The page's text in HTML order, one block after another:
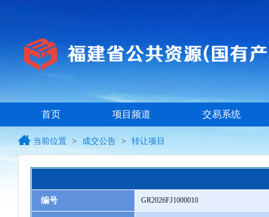
首页 项目频道 交易系统
当前位置 > 成交公告 > 转让项目
编号 GR2026FJ1000010